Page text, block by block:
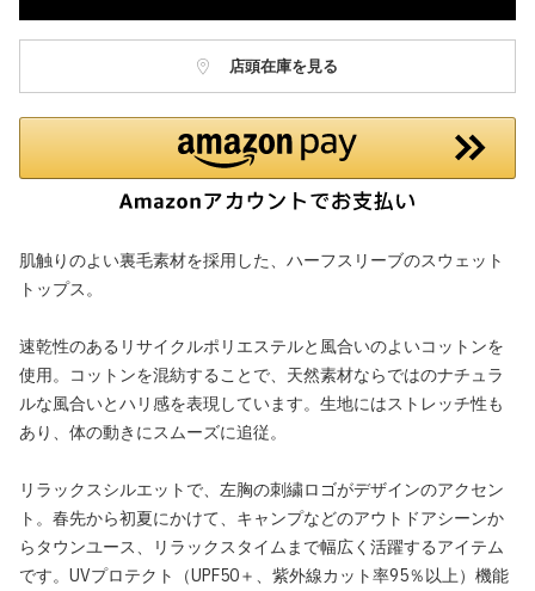
店頭在庫を見る
肌触りのよい裏毛素材を採用した、ハーフスリーブのスウェット
トップス。
速乾性のあるリサイクルポリエステルと風合いのよいコットンを
使用。コットンを混紡することで、天然素材ならではのナチュラ
ルな風合いとハリ感を表現しています。生地にはストレッチ性も
あり、体の動きにスムーズに追従。
リラックスシルエットで、左胸の刺繍ロゴがデザインのアクセン
ト。春先から初夏にかけて、キャンプなどのアウトドアシーンか
らタウンユース、リラックスタイムまで幅広く活躍するアイテム
です。UVプロテクト（UPF50＋、紫外線カット率95％以上）機能